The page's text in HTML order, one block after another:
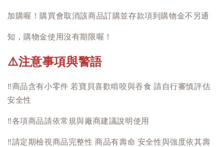
加購喔！購買會取消該商品訂購並存款項到購物金不另通
知，購物金使用沒有期限喔！
⚠️注意事項與警語
‼️商品含有小零件 若寶貝喜歡啃咬與吞食 請自行審慎評估
安全性
‼️各項商品請依常規與廠商建議說明使用
‼️請定期檢視商品完整性 商品有壽命 安全性與強度依其壽